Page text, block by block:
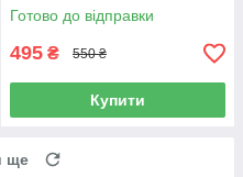
Готово до відправки
495 ₴ 550 ₴
Купити
ще